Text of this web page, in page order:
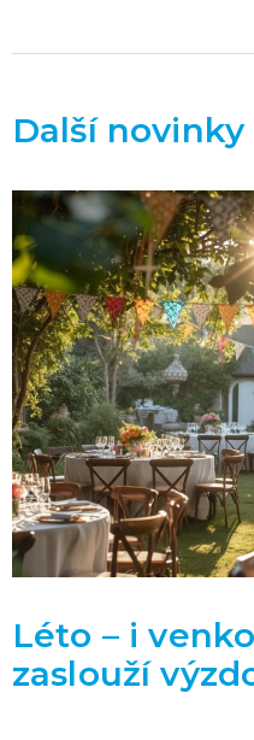
Další novinky
Léto – i
zaslouží